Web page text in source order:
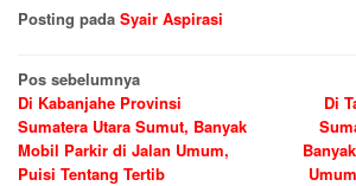
Posting pada Syair Aspirasi
Navigasi
pos
Pos sebelumnya
Di Kabanjahe Provinsi
Sumatera Utara Sumut, Banyak
Mobil Parkir di Jalan Umum,
Puisi Tentang Tertib
Di